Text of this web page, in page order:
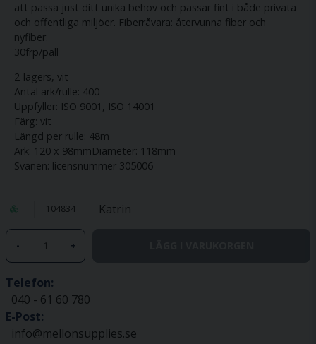
att passa just ditt unika behov och passar fint i både privata
och offentliga miljöer. Fiberråvara: återvunna fiber och
nyfiber.
30frp/pall
2-lagers, vit
Antal ark/rulle: 400
Uppfyller: ISO 9001, ISO 14001
Färg: vit
Längd per rulle: 48m
Ark: 120 x 98mmDiameter: 118mm
Svanen: licensnummer 305006
104834 Katrin
- +
Telefon:
040 - 61 60 780
E-Post:
info@mellonsupplies.se